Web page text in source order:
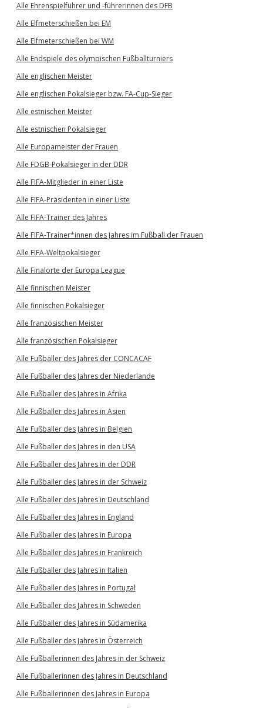
Alle Ehrenspielführer und -führerinnen des DFB
Alle Elfmeterschießen bei EM
Alle Elfmeterschießen bei WM
Alle Endspiele des olympischen Fußballturniers
Alle englischen Meister
Alle englischen Pokalsieger bzw. FA-Cup-Sieger
Alle estnischen Meister
Alle estnischen Pokalsieger
Alle Europameister der Frauen
Alle FDGB-Pokalsieger in der DDR
Alle FIFA-Mitglieder in einer Liste
Alle FIFA-Präsidenten in einer Liste
Alle FIFA-Trainer des Jahres
Alle FIFA-Trainer*innen des Jahres im Fußball der Frauen
Alle FIFA-Weltpokalsieger
Alle Finalorte der Europa League
Alle finnischen Meister
Alle finnischen Pokalsieger
Alle französischen Meister
Alle französischen Pokalsieger
Alle Fußballer des Jahres der CONCACAF
Alle Fußballer des Jahres der Niederlande
Alle Fußballer des Jahres in Afrika
Alle Fußballer des Jahres in Asien
Alle Fußballer des Jahres in Belgien
Alle Fußballer des Jahres in den USA
Alle Fußballer des Jahres in der DDR
Alle Fußballer des Jahres in der Schweiz
Alle Fußballer des Jahres in Deutschland
Alle Fußballer des Jahres in England
Alle Fußballer des Jahres in Europa
Alle Fußballer des Jahres in Frankreich
Alle Fußballer des Jahres in Italien
Alle Fußballer des Jahres in Portugal
Alle Fußballer des Jahres in Schweden
Alle Fußballer des Jahres in Südamerika
Alle Fußballer des Jahres in Österreich
Alle Fußballerinnen des Jahres in der Schweiz
Alle Fußballerinnen des Jahres in Deutschland
Alle Fußballerinnen des Jahres in Europa